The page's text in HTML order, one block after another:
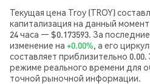
Текущая цена Troy (TROY)
капитализация на данный
24 часа — $0.173593. За
изменение на +0.00%, а его
составляет приблизительно
режиме реального времени для
точной рыночной информации.